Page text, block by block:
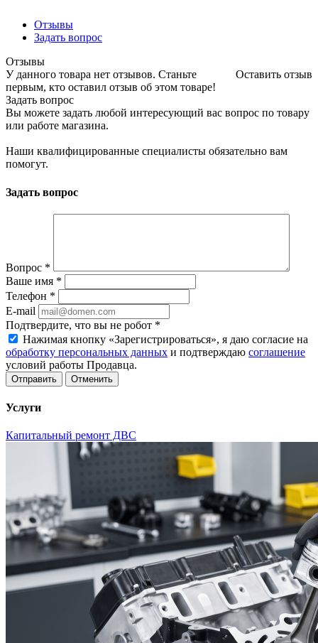
Отзывы
Задать вопрос
Отзывы
Оставить отзыв
У данного товара нет отзывов. Станьте
первым, кто оставил отзыв об этом товаре!
Задать вопрос
Вы можете задать любой интересующий вас вопрос по товару
или работе магазина.
Наши квалифицированные специалисты обязательно вам
помогут.
Задать вопрос
Вопрос *
Ваше имя *
Телефон *
E-mail
Подтвердите, что вы не робот *
Нажимая кнопку «Зарегистрироваться», я даю согласие на
обработку персональных данных и подтверждаю соглашение
условий работы Продавца.
Отменить
Услуги
Капитальный ремонт ДВС